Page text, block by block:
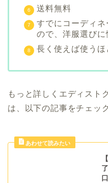
送料無料
すでにコーディ
ので、洋服選びに
長く使えば使うほ
もっと詳しくエディスト
は、以下の記事をチェッ